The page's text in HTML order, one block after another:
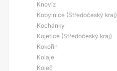
Knovíz
Kobylnice (Středočeský kraj)
Kochánky
Kojetice (Středočeský kraj)
Kokořín
Kolaje
Koleč